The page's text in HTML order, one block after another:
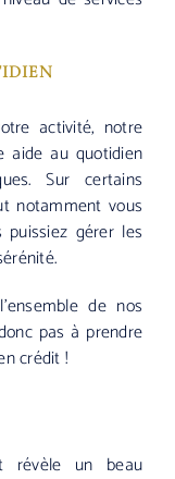
activité, notre
aide au quotidien
Sur certains
notamment vous
gérer les
de nos
pas à prendre
crédit !
révèle un beau